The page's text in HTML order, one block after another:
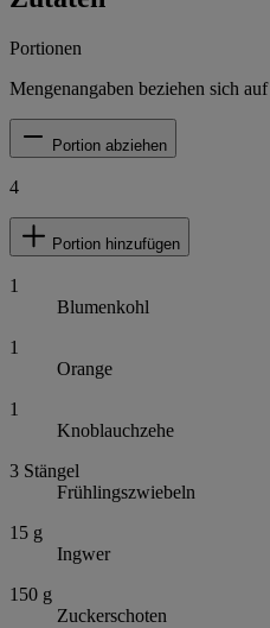
Portionen
Mengenangaben beziehen sich auf
Portion abziehen
4
Portion hinzufügen
1
Blumenkohl
1
Orange
1
Knoblauchzehe
3 Stängel
Frühlingszwiebeln
15 g
Ingwer
150 g
Zuckerschoten